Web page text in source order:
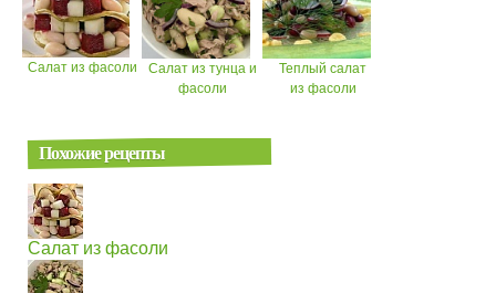
Салат из фасоли
Салат из тунца и
фасоли
Теплый салат
из фасоли
Похожие рецепты
Салат из фасоли